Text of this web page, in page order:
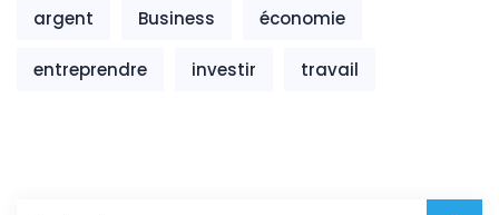
argent Business économie
entreprendre investir travail